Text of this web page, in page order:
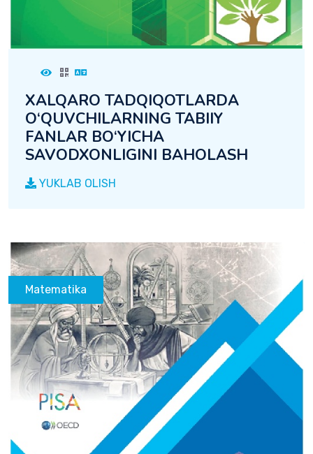
XALQARO TADQIQOTLARDA
O‘QUVCHILARNING TABIIY
FANLAR BO‘YICHA
SAVODXONLIGINI BAHOLASH
YUKLAB OLISH
Matematika